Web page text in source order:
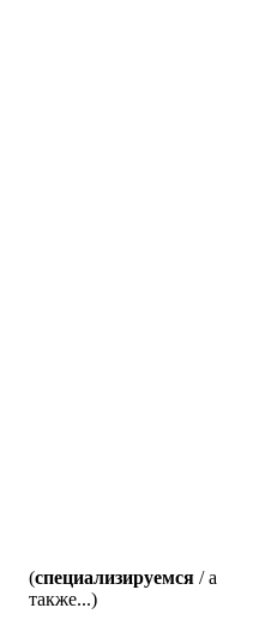
(специализируемся / а
также...)